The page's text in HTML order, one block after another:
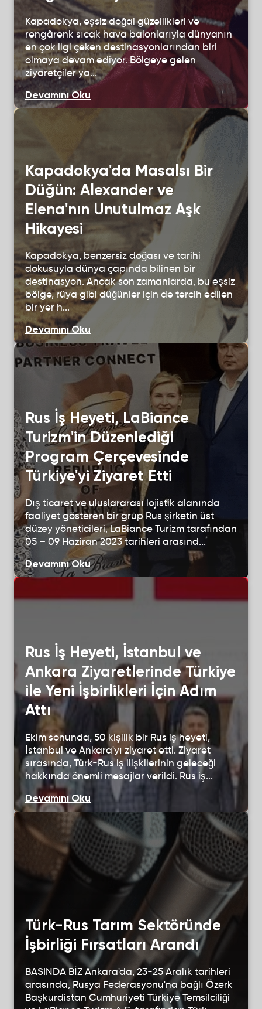
Kapadokya, eşsiz doğal güzellikleri ve
rengârenk sıcak hava balonlarıyla dünyanın
en çok ilgi çeken destinasyonlarından biri
olmaya devam ediyor. Bölgeye gelen
ziyaretçiler ya...
Devamını Oku
Kapadokya'da Masalsı Bir
Düğün: Alexander ve
Elena'nın Unutulmaz Aşk
Hikayesi
Kapadokya, benzersiz doğası ve tarihi
dokusuyla dünya çapında bilinen bir
destinasyon. Ancak son zamanlarda, bu eşsiz
bölge, rüya gibi düğünler için de tercih edilen
bir yer h...
Devamını Oku
Rus İş Heyeti, LaBiance
Turizm'in Düzenlediği
Program Çerçevesinde
Türkiye'yi Ziyaret Etti
Dış ticaret ve uluslararası lojistik alanında
faaliyet gösteren bir grup Rus şirketin üst
düzey yöneticileri, LaBiance Turizm tarafından
05 – 09 Haziran 2023 tarihleri arasınd...
Devamını Oku
Rus İş Heyeti, İstanbul ve
Ankara Ziyaretlerinde Türkiye
ile Yeni İşbirlikleri İçin Adım
Attı
Ekim sonunda, 50 kişilik bir Rus iş heyeti,
İstanbul ve Ankara'yı ziyaret etti. Ziyaret
sırasında, Türk-Rus iş ilişkilerinin geleceği
hakkında önemli mesajlar verildi. Rus iş...
Devamını Oku
Türk-Rus Tarım Sektöründe
İşbirliği Fırsatları Arandı
BASINDA BİZ Ankara'da, 23-25 Aralık tarihleri
arasında, Rusya Federasyonu'na bağlı Özerk
Başkurdistan Cumhuriyeti Türkiye Temsilciliği
ŞİRKET PROFİLİ
HİZMETLERİMİZ
PAKETLER